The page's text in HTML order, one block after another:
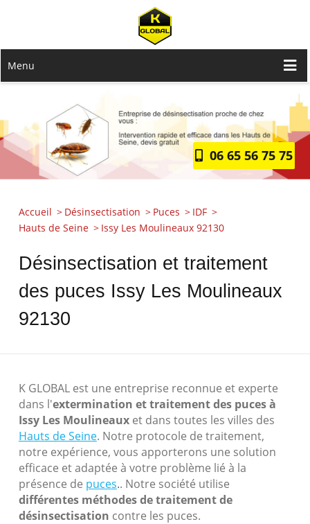
Menu
06 65 56 75 75
Accueil Désinsectisation Puces
IDF
Hauts de Seine
Issy Les Moulineaux 92130
Désinsectisation et traitement
des puces Issy Les Moulineaux
92130
K GLOBAL est une entreprise reconnue et experte
dans l'extermination et traitement des puces à
Issy Les Moulineaux et dans toutes les villes des
Hauts de Seine. Notre protocole de traitement,
notre expérience, vous apporterons une solution
efficace et adaptée à votre problème lié à la
présence de puces.. Notre société utilise
différentes méthodes de traitement de
désinsectisation contre les puces.